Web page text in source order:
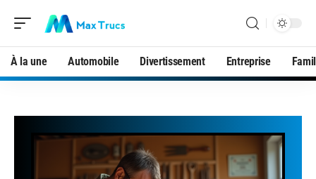
À la une Automobile Divertissement Entreprise